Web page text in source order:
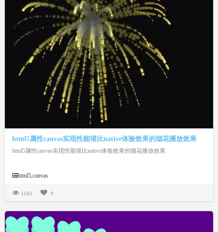
html5属性canvas实现性能堪比native体验效果的烟花播放效果
html5属性canvas实现性能堪比native体验效果的烟花播放效果
html5,canvas
1182 0